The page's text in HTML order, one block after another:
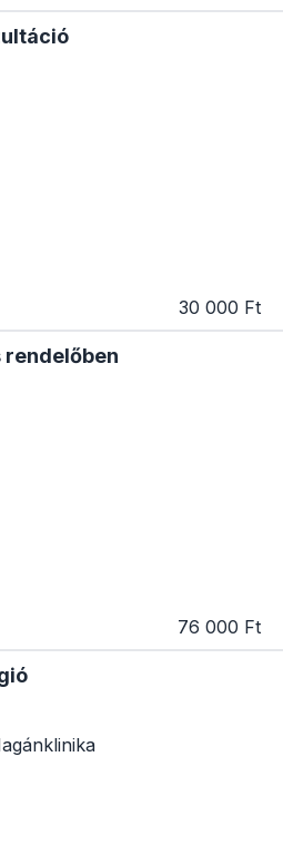
30 000 Ft
rendelőben
76 000 Ft